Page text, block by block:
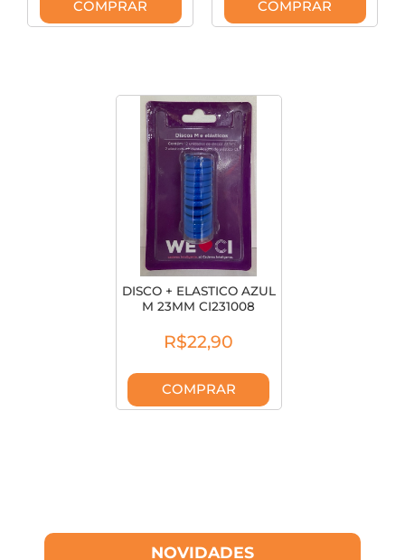
COMPRAR COMPRAR
DISCO + ELASTICO AZUL
M 23MM CI231008
R$22,90
COMPRAR
NOVIDADES